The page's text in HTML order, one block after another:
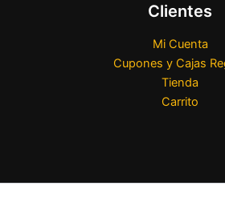
Clientes
Mi Cuenta
Cupones y Cajas
Tienda
Carrito